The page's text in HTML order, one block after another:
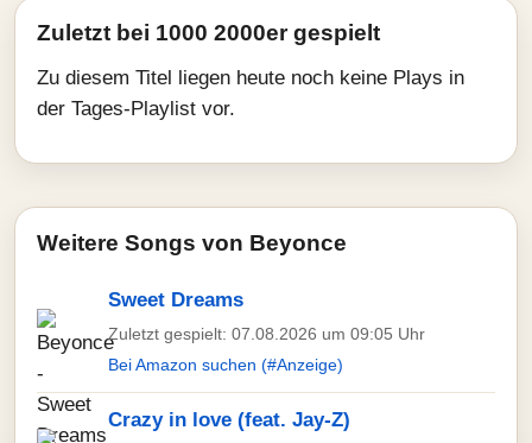
Zuletzt bei 1000 2000er gespielt
Zu diesem Titel liegen heute noch keine Plays in
der Tages-Playlist vor.
Weitere Songs von Beyonce
Sweet Dreams
Zuletzt gespielt: 07.08.2026 um 09:05 Uhr
Bei Amazon suchen (#Anzeige)
Crazy in love (feat. Jay-Z)